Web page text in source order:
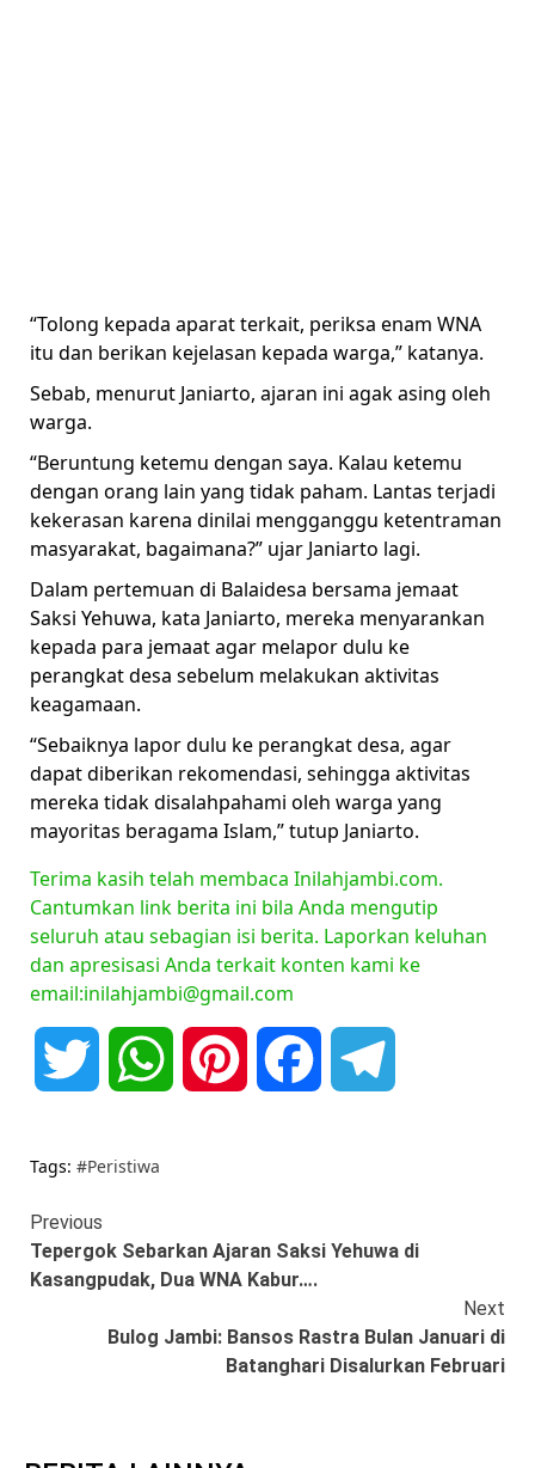
“Tolong kepada aparat terkait, periksa enam WNA
itu dan berikan kejelasan kepada warga,” katanya.
Sebab, menurut Janiarto, ajaran ini agak asing oleh
warga.
“Beruntung ketemu dengan saya. Kalau ketemu
dengan orang lain yang tidak paham. Lantas terjadi
kekerasan karena dinilai mengganggu ketentraman
masyarakat, bagaimana?” ujar Janiarto lagi.
Dalam pertemuan di Balaidesa bersama jemaat
Saksi Yehuwa, kata Janiarto, mereka menyarankan
kepada para jemaat agar melapor dulu ke
perangkat desa sebelum melakukan aktivitas
keagamaan.
“Sebaiknya lapor dulu ke perangkat desa, agar
dapat diberikan rekomendasi, sehingga aktivitas
mereka tidak disalahpahami oleh warga yang
mayoritas beragama Islam,” tutup Janiarto.
Terima kasih telah membaca Inilahjambi.com.
Cantumkan link berita ini bila Anda mengutip
seluruh atau sebagian isi berita. Laporkan keluhan
dan apresisasi Anda terkait konten kami ke
email:inilahjambi@gmail.com
Twitter WhatsAppPinterest Facebook
Tags: #Peristiwa
Continue
Reading
Previous
Tepergok Sebarkan Ajaran Saksi Yehuwa di
Kasangpudak, Dua WNA Kabur….
Next
Bulog Jambi: Bansos Rastra Bulan Januari di
Batanghari Disalurkan Februari